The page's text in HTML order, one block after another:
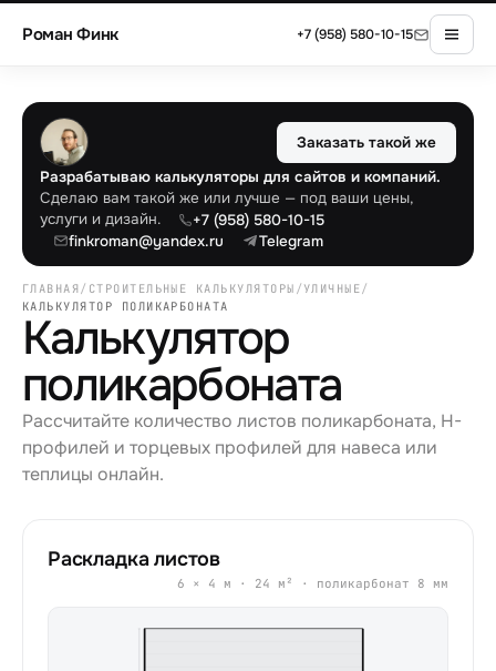
Роман Финк +7 (958) 580-10-15
Разрабатываю калькуляторы для сайтов и компаний.
Сделаю вам такой же или лучше — под ваши цены,
услуги и дизайн.
+7 (958) 580-10-15
finkroman@yandex.ru
Telegram
Заказать такой же
ГЛАВНАЯ/ СТРОИТЕЛЬНЫЕ КАЛЬКУЛЯТОРЫ / УЛИЧНЫЕ/
КАЛЬКУЛЯТОР ПОЛИКАРБОНАТА
Калькулятор
поликарбоната
Рассчитайте количество листов поликарбоната, H-
профилей и торцевых профилей для навеса или
теплицы онлайн.
Раскладка листов
6 × 4 м · 24 м² · поликарбонат 8 мм